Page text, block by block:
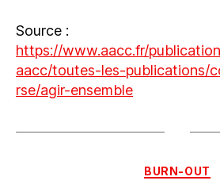
Source :
https://www.aacc.fr/
aacc/toutes-les-publications/
rse/agir-ensemble
BURN-OUT